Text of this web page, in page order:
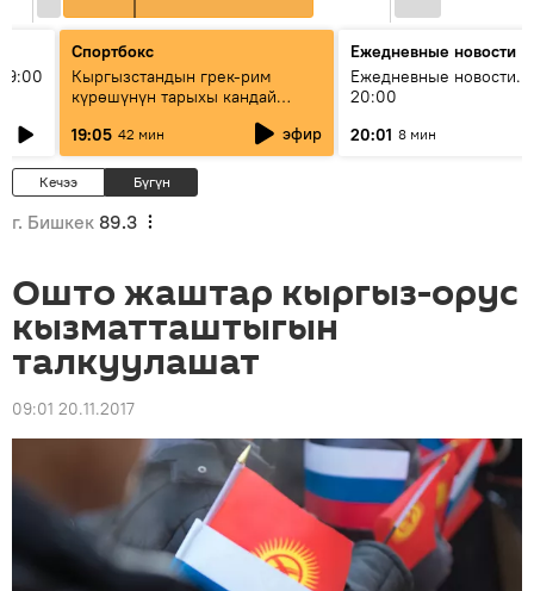
Спортбокс
Кыргызстандын грек-рим
күрөшүнүн тарыхы кандай
19:05 42 мин эфир
Ежедневные новости
Ежедневные новости.
20:00
20:01 8 мин
Кечээ Бүгүн
г. Бишкек 89.3
Ошто жаштар кыргыз-орус
кызматташтыгын
талкуулашат
09:01 20.11.2017